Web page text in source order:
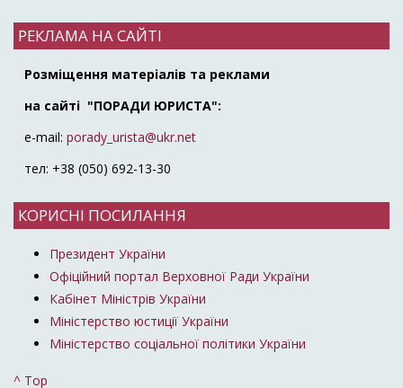
РЕКЛАМА НА САЙТІ
Розміщення матеріалів та реклами
на сайті "ПОРАДИ ЮРИСТА":
e-mail: porady_urista@ukr.net
тел: +38 (050) 692-13-30
КОРИСНІ ПОСИЛАННЯ
Президент України
Офіційний портал Верховної Ради України
Кабінет Міністрів України
Міністерство юстиції України
Міністерство соціальної політики України
^ Top